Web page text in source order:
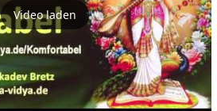
Video laden